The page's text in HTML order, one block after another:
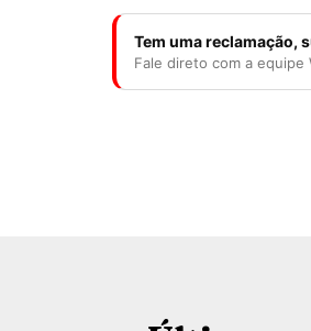
Tem uma reclamação,
Fale direto com a